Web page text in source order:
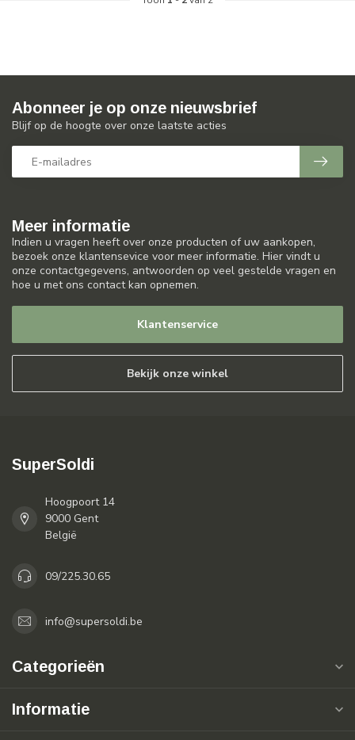
Meer informatie
Indien u vragen heeft over onze producten of uw aankopen,
bezoek onze klantensevice voor meer informatie. Hier vindt u
onze contactgegevens, antwoorden op veel gestelde vragen en
hoe u met ons contact kan opnemen.
Klantenservice
Bekijk onze winkel
Abonneer je op onze nieuwsbrief
Blijf op de hoogte over onze laatste acties
SuperSoldi
Hoogpoort 14
9000 Gent
België
09/225.30.65
info@supersoldi.be
Categorieën
Informatie